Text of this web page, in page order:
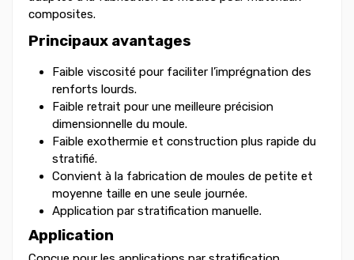
composites.
Principaux avantages
Faible viscosité pour faciliter l’imprégnation des
renforts lourds.
Faible retrait pour une meilleure précision
dimensionnelle du moule.
Faible exothermie et construction plus rapide du
stratifié.
Convient à la fabrication de moules de petite et
moyenne taille en une seule journée.
Application par stratification manuelle.
Application